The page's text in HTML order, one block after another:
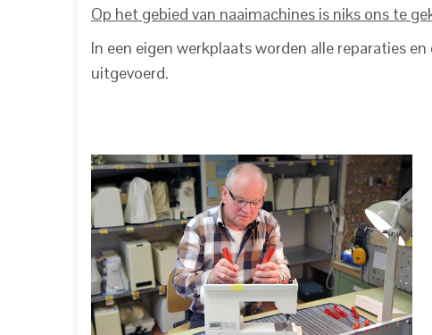
Op het gebied van naaimachines is niks ons te
In een eigen werkplaats worden alle reparaties
uitgevoerd.